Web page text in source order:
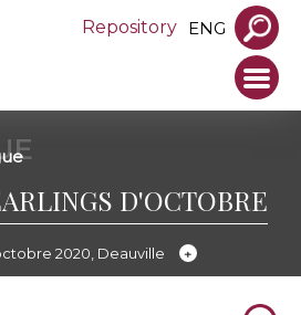
Repository ENG
D'OCTOBRE
2020, Deauville